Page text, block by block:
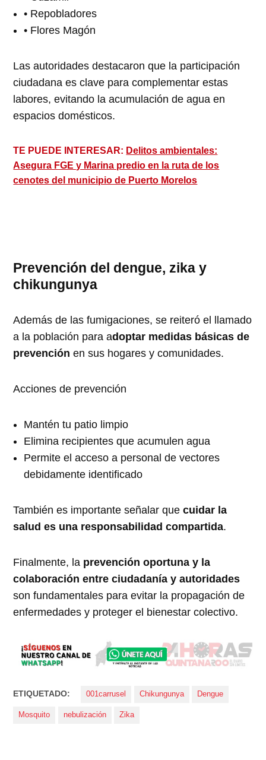
• Repobladores
• Flores Magón
Las autoridades destacaron que la participación
ciudadana es clave para complementar estas
labores, evitando la acumulación de agua en
espacios domésticos.
TE PUEDE INTERESAR: Delitos ambientales:
Asegura FGE y Marina predio en la ruta de los
cenotes del municipio de Puerto Morelos
Prevención del dengue, zika y
chikungunya
Además de las fumigaciones, se reiteró el llamado
a la población para adoptar medidas básicas de
prevención en sus hogares y comunidades.
Acciones de prevención
Mantén tu patio limpio
Elimina recipientes que acumulen agua
Permite el acceso a personal de vectores
debidamente identificado
También es importante señalar quecuidar la
salud es una responsabilidad compartida.
Finalmente, la prevención oportuna y la
colaboración entre ciudadanía y autoridades
son fundamentales para evitar la propagación de
enfermedades y proteger el bienestar colectivo.
ETIQUETADO: 001carrusel Chikungunya Dengue
Mosquito nebulización Zika